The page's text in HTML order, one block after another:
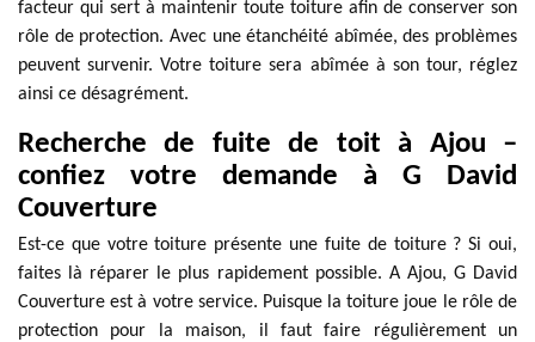
facteur qui sert à maintenir toute toiture afin de conserver son
rôle de protection. Avec une étanchéité abîmée, des problèmes
peuvent survenir. Votre toiture sera abîmée à son tour, réglez
ainsi ce désagrément.
Recherche de fuite de toit à Ajou –
confiez votre demande à G David
Couverture
Est-ce que votre toiture présente une fuite de toiture ? Si oui,
faites là réparer le plus rapidement possible. A Ajou, G David
Couverture est à votre service. Puisque la toiture joue le rôle de
protection pour la maison, il faut faire régulièrement un